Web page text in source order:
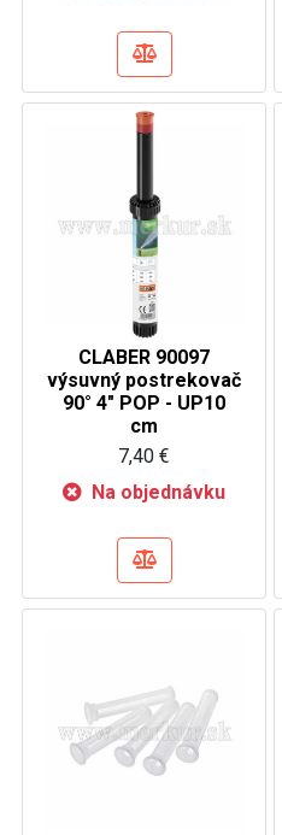
CLABER 90097
výsuvný postrekovač
90° 4" POP - UP10
cm
7,40 €
Na objednávku